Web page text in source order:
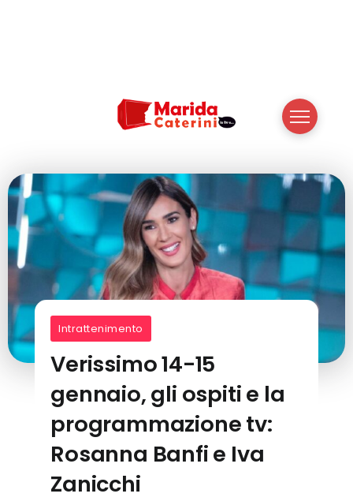
Intrattenimento
Verissimo 14-15
gennaio, gli ospiti e la
programmazione tv:
Rosanna Banfi e Iva
Zanicchi